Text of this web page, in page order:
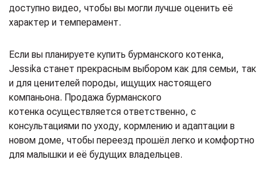
доступно видео, чтобы вы могли лучше оценить её
характер и темперамент.
Если вы планируете купить бурманского котенка,
Jessika станет прекрасным выбором как для семьи, так
и для ценителей породы, ищущих настоящего
компаньона. Продажа бурманского
котенка осуществляется ответственно, с
консультациями по уходу, кормлению и адаптации в
новом доме, чтобы переезд прошёл легко и комфортно
для малышки и её будущих владельцев.